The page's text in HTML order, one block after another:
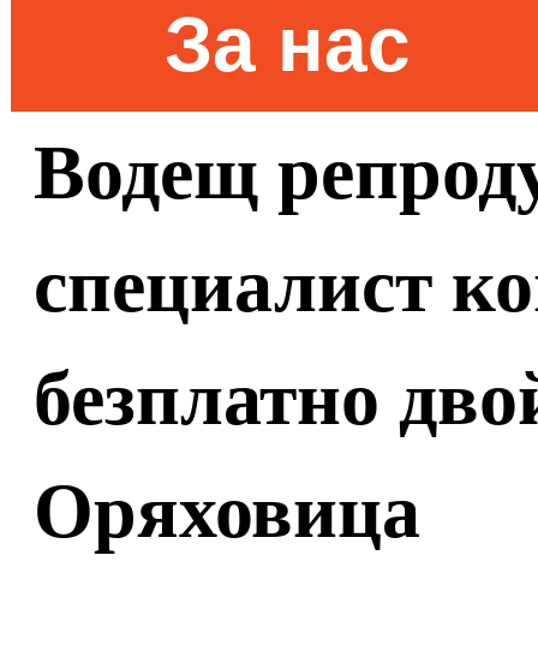
За нас
Водещ
специалист
безплатно
Оряховица